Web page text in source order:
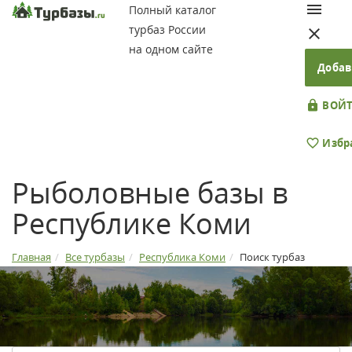
Полный каталог
турбаз России
на одном сайте
Рыболовные базы в
Республике Коми
Главная Все турбазы Республика Коми Поиск турбаз